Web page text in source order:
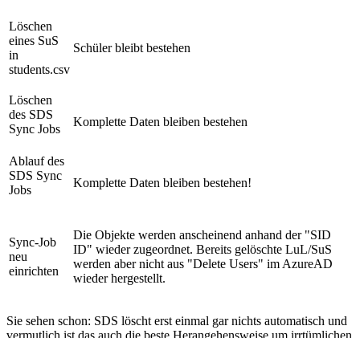
Löschen
eines SuS
in
students.csv
Schüler bleibt bestehen
Löschen
des SDS
Sync Jobs
Komplette Daten bleiben bestehen
Ablauf des
SDS Sync
Jobs
Komplette Daten bleiben bestehen!
Sync-Job
neu
einrichten
Die Objekte werden anscheinend anhand der "SID
ID" wieder zugeordnet. Bereits gelöschte LuL/SuS
werden aber nicht aus "Delete Users" im AzureAD
wieder hergestellt.
Sie sehen schon: SDS löscht erst einmal gar nichts automatisch und
vermutlich ist das auch die beste Herangehensweise um irrtümlichen